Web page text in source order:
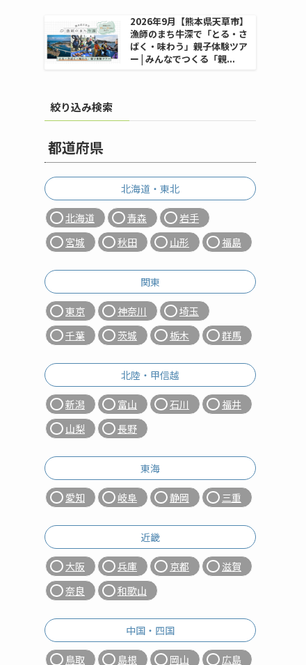
2026年9月【熊本県天草市】
漁師のまち牛深で「とる・さ
ばく・味わう」親子体験ツア
ー | みんなでつくる「親...
絞り込み検索
都道府県
北海道・東北
北海道 青森
岩手
宮城
秋田 山形 福島
関東
東京 神奈川
埼玉
千葉
茨城 栃木 群馬
北陸・甲信越
新潟 富山 石川
福井
山梨
長野
東海
愛知 岐阜 静岡 三重
近畿
大阪 兵庫 京都
滋賀
奈良
和歌山
中国・四国
鳥取 島根 岡山
広島